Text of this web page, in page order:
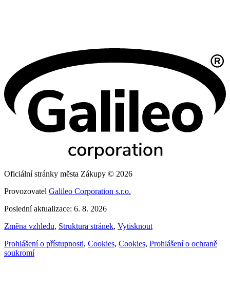
Oficiální stránky města Zákupy © 2026
Provozovatel Galileo Corporation s.r.o.
Poslední aktualizace: 6. 8. 2026
Změna vzhledu, Struktura stránek, Vytisknout
Prohlášení o přístupnosti, Cookies, Cookies, Prohlášení o ochraně
soukromí